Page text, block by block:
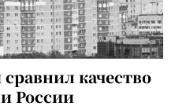
качество
России